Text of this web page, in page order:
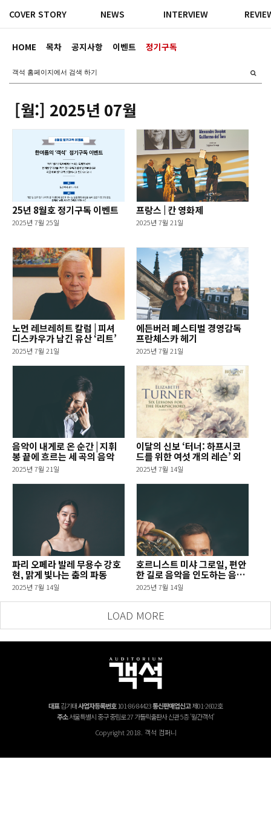
HOME 목차 공지사항 이벤트 정기구독
COVER STORY NEWS INTERVIEW
[월:] 2025년 07월
25년 8월호 정기구독 이벤트
2025년 7월 25일
프랑스 | 칸 영화제
2025년 7월 21일
노먼 레브레히트 칼럼 | 피셔
디스카우가 남긴 유산 ‘리트’
2025년 7월 21일
에든버러 페스티벌 경영감독
프란체스카 헤기
2025년 7월 21일
음악이 내게로 온 순간 | 지휘
봉 끝에 흐르는 세 곡의 음악
2025년 7월 21일
이달의 신보 ‘터너: 하프시코
드를 위한 여섯 개의 레슨’ 외
2025년 7월 14일
파리 오페라 발레 무용수 강호
현, 맑게 빛나는 춤의 파동
2025년 7월 14일
호르니스트 미샤 그로일, 편안
한 길로 음악을 인도하는 음악
생리학
2025년 7월 14일
LOAD MORE
대표김기태사업자등록번호101-86-84423통신판매업신고제01-2602호
주소서울특별시 중구 중림로 27 가톨릭출판사 신관 5층 '월간객석'
Copyright 2018. 객석 컴퍼니